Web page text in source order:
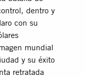
dentro y
con su
mundial
y su éxito
retratada